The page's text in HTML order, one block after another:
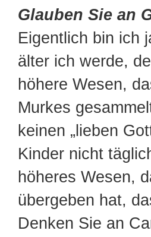
Glauben Sie an
Eigentlich bin ich
älter ich werde,
höhere Wesen,
Murkes
keinen „lieben
Kinder nicht
höheres Wesen,
übergeben hat,
Denken Sie an